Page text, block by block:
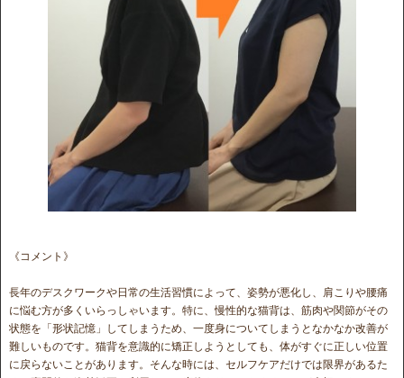
《コメント》
長年のデスクワークや日常の生活習慣によって、姿勢が悪化し、肩こりや腰痛
に悩む方が多くいらっしゃいます。特に、慢性的な猫背は、筋肉や関節がその
状態を「形状記憶」してしまうため、一度身についてしまうとなかなか改善が
難しいものです。猫背を意識的に矯正しようとしても、体がすぐに正しい位置
に戻らないことがあります。そんな時には、セルフケアだけでは限界があるた